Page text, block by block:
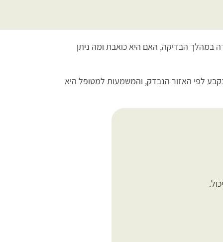
במהלך הבדיקה, האם היא כואבת ומה ניתן
לפי האזור הנבדק, והמשמעות למטופל היא